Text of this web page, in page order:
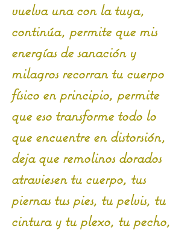
vuelva una con la tuya,
continúa, permite que mis
energías de sanación y
milagros recorran tu cuerpo
físico en principio, permite
que eso transforme todo lo
que encuentre en distorsión,
deja que remolinos dorados
atraviesen tu cuerpo, tus
piernas tus pies, tu pelvis, tu
cintura y tu plexo, tu pecho,